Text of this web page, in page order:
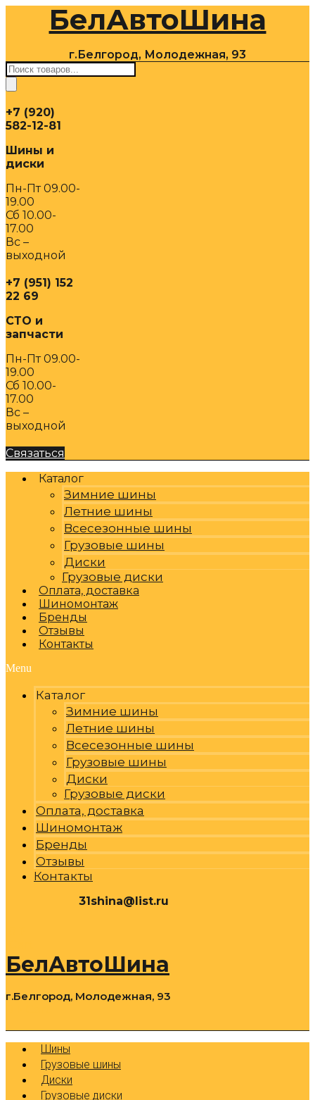
содержимомуБелАвтоШина
г.Белгород, Молодежная, 93
Поиск
товаров
+7 (920)
582-12-81
Шины и
диски
Пн-Пт 09.00-
19.00
Сб 10.00-
17.00
Вс –
выходной
+7 (951) 152
22 69
СТО и
запчасти
Пн-Пт 09.00-
19.00
Сб 10.00-
17.00
Вс –
выходной
Связаться
Каталог
Зимние шины
Летние шины
Всесезонные шины
Грузовые шины
Диски
Грузовые диски
Оплата, доставка
Шиномонтаж
Бренды
Отзывы
Контакты
Menu
Каталог
Зимние шины
Летние шины
Всесезонные шины
Грузовые шины
Диски
Грузовые диски
Оплата, доставка
Шиномонтаж
Бренды
Отзывы
Контакты
31shina@list.ru
БелАвтоШина
г.Белгород, Молодежная, 93
Шины
Грузовые шины
Диски
Грузовые диски